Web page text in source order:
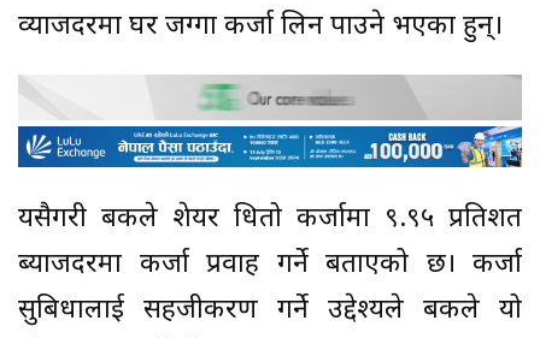
व्याजदरमा घर जग्गा कर्जा लिन पाउने भएका हुन्।
यसैगरी बैंकले शेयर धितो कर्जामा ९.९५ प्रतिशत
ब्याजदरमा कर्जा प्रवाह गर्ने बताएको छ। कर्जा
सुबिधालाई सहजीकरण गर्ने उद्देश्यले बैंकले यो